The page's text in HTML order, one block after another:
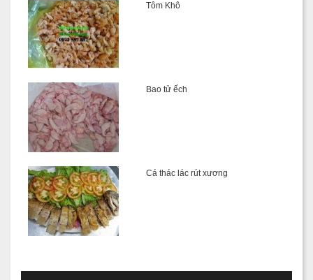
Tôm Khô
Bao tử ếch
Cá thác lác rút xương